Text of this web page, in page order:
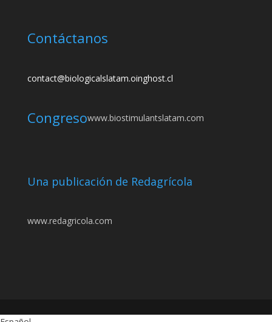
Contáctanos
contact@biologicalslatam.oinghost.cl
Congresowww.biostimulantslatam.com
Una publicación de Redagrícola
www.redagricola.com